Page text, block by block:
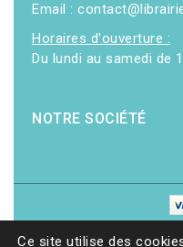
Email :
Horaires d'ouverture :
Du lundi au samedi de
NOTRE SOCIÉTÉ
Ce site utilise des
© 2026 - Librairie 7ici